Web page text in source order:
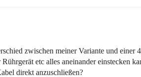
zwischen meiner Variante und einer
etc alles aneinander einstecken
direkt anzuschließen?